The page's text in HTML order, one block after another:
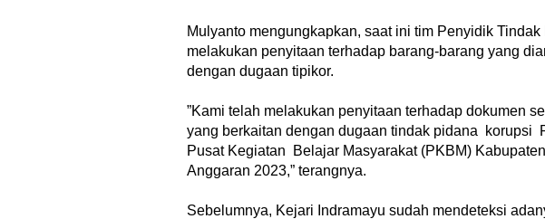
‎Mulyanto mengungkapkan, saat ini tim Penyidik
melakukan penyitaan terhadap barang-barang yang
dengan dugaan tipikor.
‎”Kami telah melakukan penyitaan terhadap dokumen
yang berkaitan dengan dugaan tindak pidana korupsi
Pusat Kegiatan Belajar Masyarakat (PKBM)
Anggaran 2023,” terangnya.
‎Sebelumnya, Kejari Indramayu sudah mendeteksi